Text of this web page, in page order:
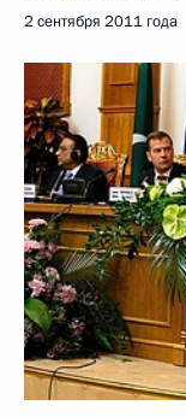
2 сентября 2011 года